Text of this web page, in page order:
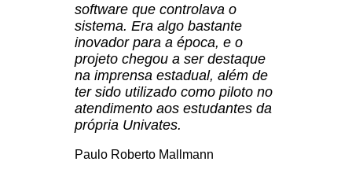
software que controlava o
sistema. Era algo bastante
inovador para a época, e o
projeto chegou a ser destaque
na imprensa estadual, além de
ter sido utilizado como piloto no
atendimento aos estudantes da
própria Univates.
Paulo Roberto Mallmann